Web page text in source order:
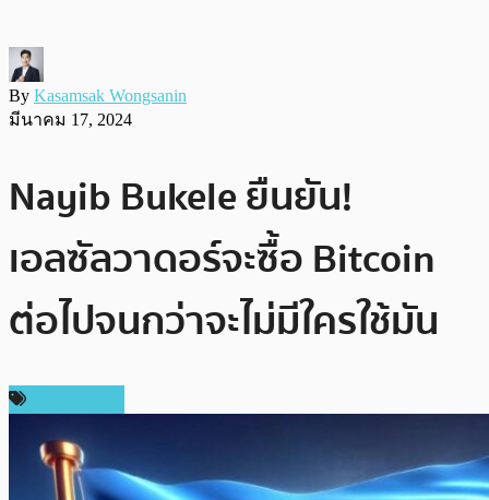
By Kasamsak Wongsanin
มีนาคม 17, 2024
Nayib Bukele ยืนยัน!
เอลซัลวาดอร์จะซื้อ Bitcoin
ต่อไปจนกว่าจะไม่มีใครใช้มัน